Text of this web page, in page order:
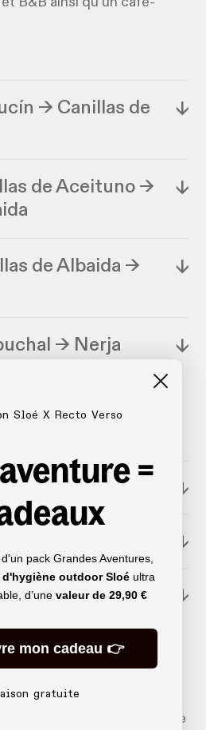
→ Canillas de
↓
de Aceituno →
↓
de Albaida →
↓
→ Nerja ↓
rendre
↓
↓
↓
interdit en Espagne
Sloé X Recto Verso
=
pack Grandes Aventures,
d'hygiène outdoor Sloé ultra
d’une valeur de 29,90 €
mon cadeau 👉
gratuite